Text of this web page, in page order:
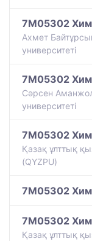
7M05302
Ахмет
университеті
7M05302
Сәрсен
университеті
7M05302
Қазақ ұлттық
(QYZPU)
7M05302
7M05302
Қазақ ұлттық